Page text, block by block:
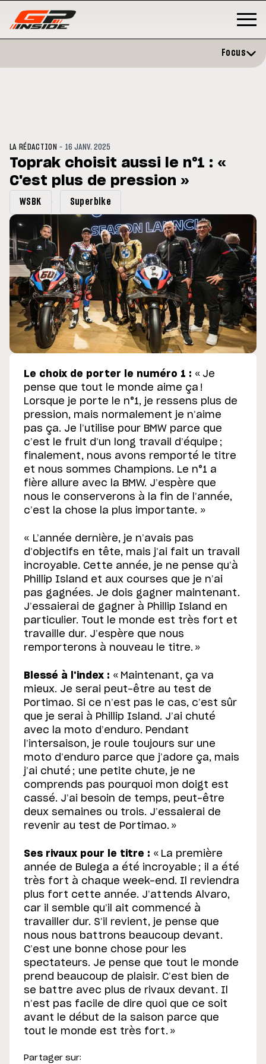
en septembre
MOTOGP/ MOTO GP
Focus
LA RÉDACTION - 16 JANV. 2025
Toprak choisit aussi le n°1 : «
C'est plus de pression »
WSBK Superbike
Le choix de porter le numéro 1 : « Je
pense que tout le monde aime ça !
Lorsque je porte le n°1, je ressens plus de
pression, mais normalement je n’aime
pas ça. Je l’utilise pour BMW parce que
c’est le fruit d’un long travail d’équipe ;
finalement, nous avons remporté le titre
et nous sommes Champions. Le n°1 a
fière allure avec la BMW. J’espère que
nous le conserverons à la fin de l’année,
c’est la chose la plus importante. »
« L’année dernière, je n’avais pas
d’objectifs en tête, mais j’ai fait un travail
incroyable. Cette année, je ne pense qu’à
Phillip Island et aux courses que je n’ai
pas gagnées. Je dois gagner maintenant.
J’essaierai de gagner à Phillip Island en
particulier. Tout le monde est très fort et
travaille dur. J’espère que nous
remporterons à nouveau le titre. »
Blessé à l'index : « Maintenant, ça va
mieux. Je serai peut-être au test de
Portimao. Si ce n’est pas le cas, c’est sûr
que je serai à Phillip Island. J’ai chuté
avec la moto d’enduro. Pendant
l’intersaison, je roule toujours sur une
moto d’enduro parce que j’adore ça, mais
j’ai chuté ; une petite chute, je ne
comprends pas pourquoi mon doigt est
cassé. J’ai besoin de temps, peut-être
deux semaines ou trois. J’essaierai de
revenir au test de Portimao. »
Ses rivaux pour le titre : « La première
année de Bulega a été incroyable ; il a été
très fort à chaque week-end. Il reviendra
plus fort cette année. J’attends Alvaro,
car il semble qu’il ait commencé à
travailler dur. S’il revient, je pense que
nous nous battrons beaucoup devant.
C’est une bonne chose pour les
spectateurs. Je pense que tout le monde
prend beaucoup de plaisir. C’est bien de
se battre avec plus de rivaux devant. Il
n’est pas facile de dire quoi que ce soit
avant le début de la saison parce que
tout le monde est très fort. »
Partager sur: